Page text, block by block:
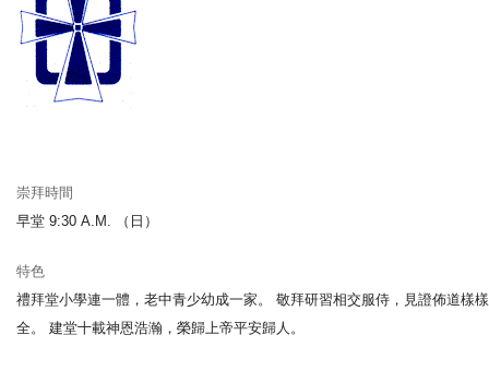
崇拜時間
早堂 9:30 A.M. （日）
特色
禮拜堂小學連一體，老中青少幼成一家。 敬拜研習相交服侍，見證佈道樣
全。 建堂十載神恩浩瀚，榮歸上帝平安歸人。